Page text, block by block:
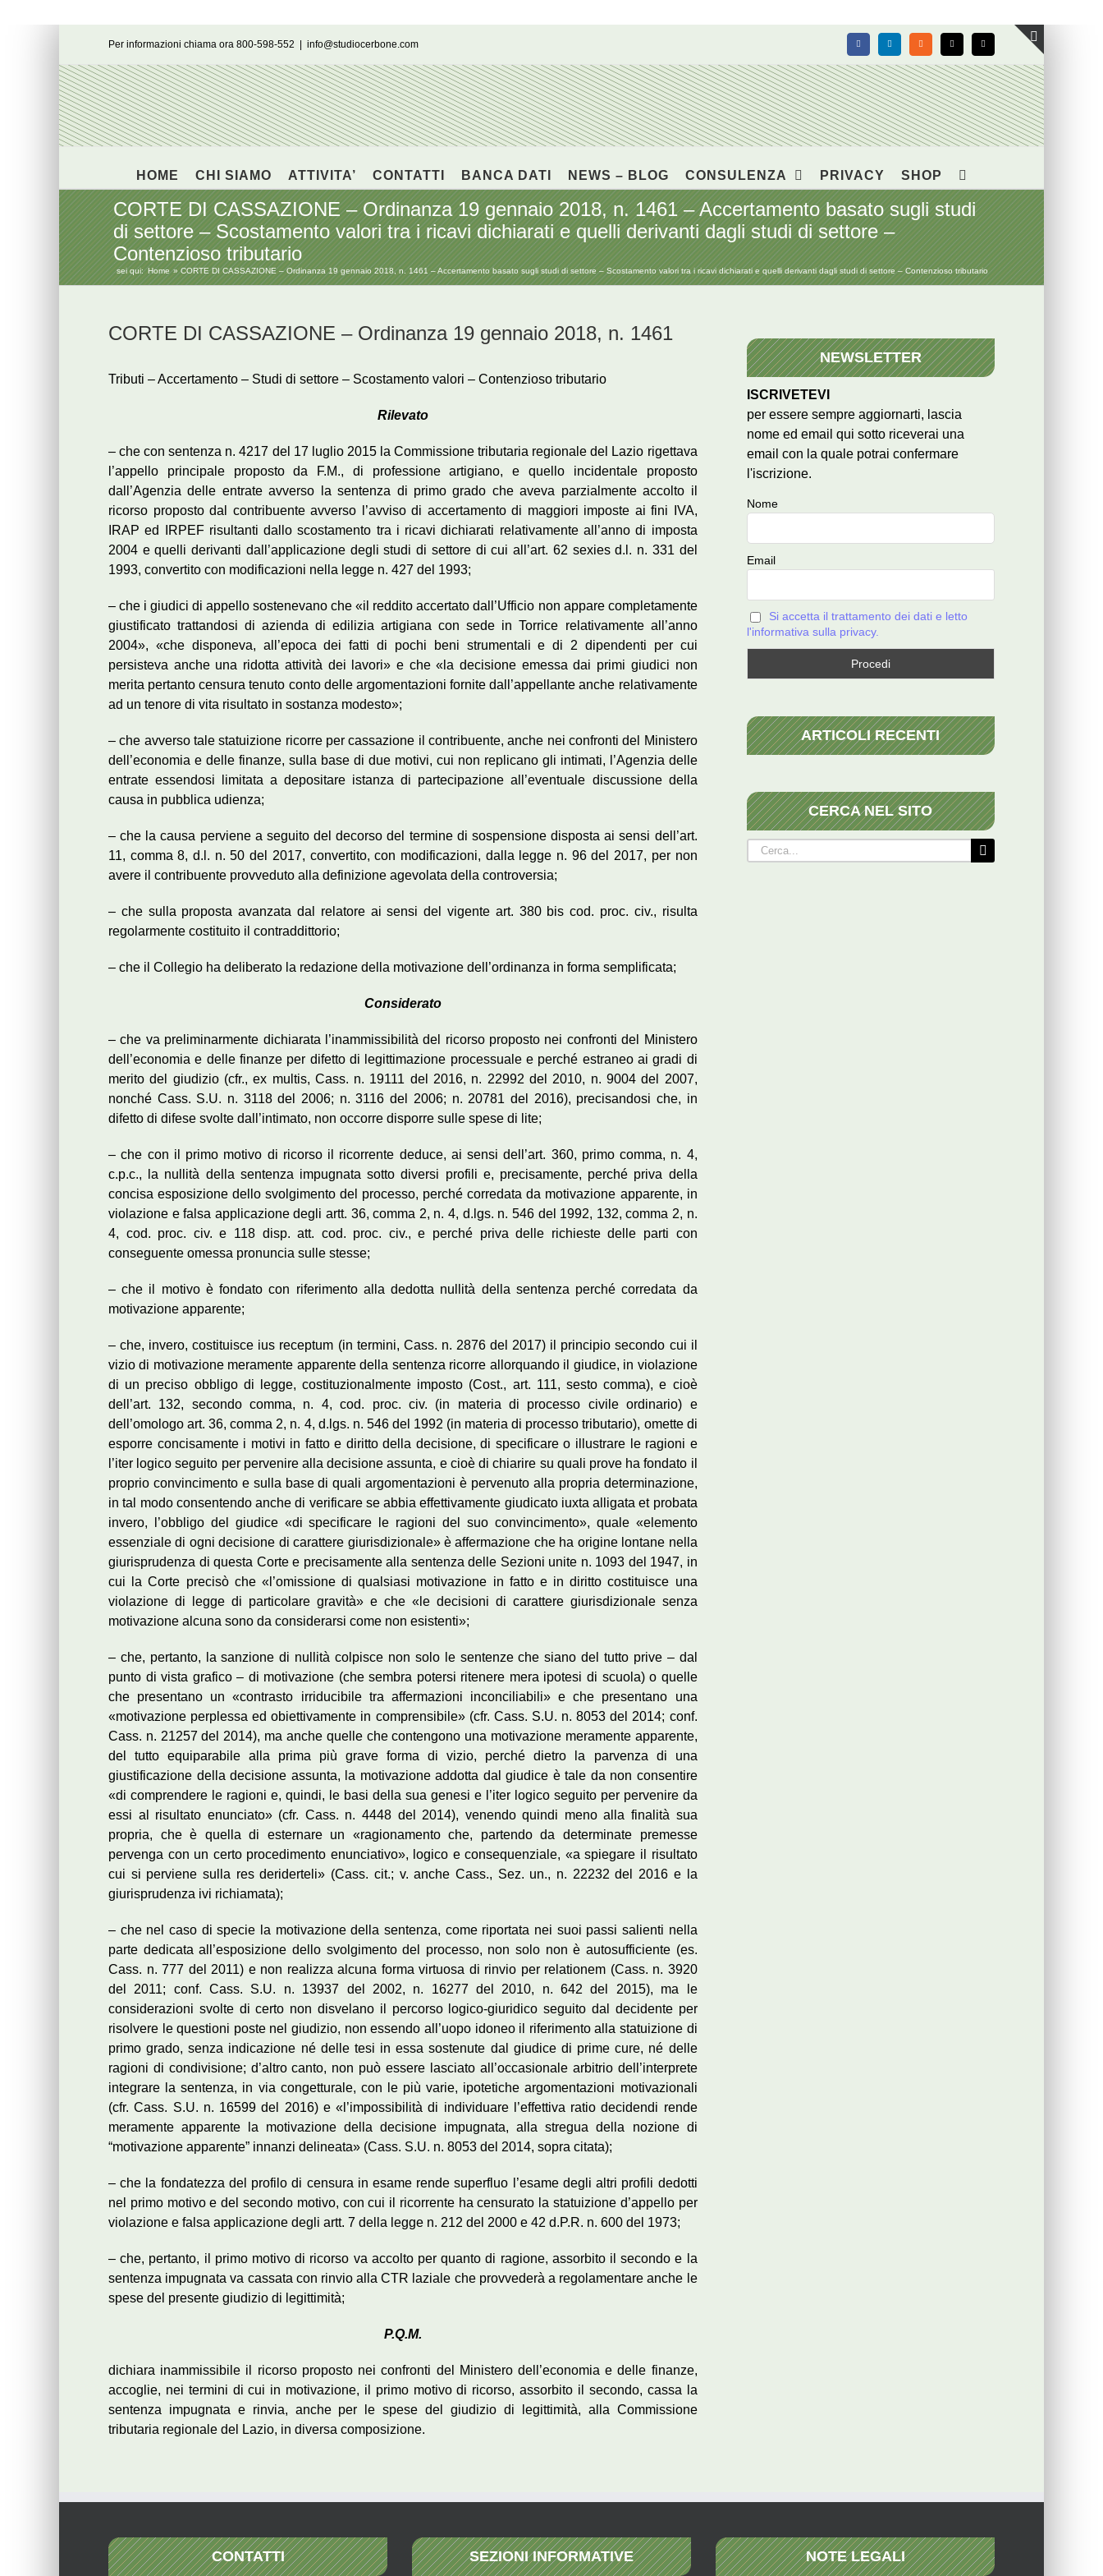
Per informazioni chiama ora 800-598-552 info@studiocerbone.com FacebookLinkedIn Rss X Email
HOME CHI SIAMO ATTIVITA’ CONTATTI BANCA DATI NEWS – BLOG CONSULENZA PRIVACY SHOP
CORTE DI CASSAZIONE – Ordinanza 19 gennaio 2018, n. 1461 – Accertamento basato sugli studi
di settore – Scostamento valori tra i ricavi dichiarati e quelli derivanti dagli studi di settore –
Contenzioso tributario
sei qui: Home CORTE DI CASSAZIONE – Ordinanza 19 gennaio 2018, n. 1461 – Accertamento basato sugli studi di settore – Scostamento valori tra i ricavi dichiarati e quelli derivanti dagli studi di settore – Contenzioso tributario
CORTE DI CASSAZIONE – Ordinanza 19 gennaio 2018, n. 1461
Tributi – Accertamento – Studi di settore – Scostamento valori – Contenzioso tributario
Rilevato
– che con sentenza n. 4217 del 17 luglio 2015 la Commissione tributaria regionale del Lazio rigettava
l’appello principale proposto da F.M., di professione artigiano, e quello incidentale proposto
dall’Agenzia delle entrate avverso la sentenza di primo grado che aveva parzialmente accolto il
ricorso proposto dal contribuente avverso l’avviso di accertamento di maggiori imposte ai fini IVA,
IRAP ed IRPEF risultanti dallo scostamento tra i ricavi dichiarati relativamente all’anno di imposta
2004 e quelli derivanti dall’applicazione degli studi di settore di cui all’art. 62 sexies d.l. n. 331 del
1993, convertito con modificazioni nella legge n. 427 del 1993;
– che i giudici di appello sostenevano che «il reddito accertato dall’Ufficio non appare completamente
giustificato trattandosi di azienda di edilizia artigiana con sede in Torrice relativamente all’anno
2004», «che disponeva, all’epoca dei fatti di pochi beni strumentali e di 2 dipendenti per cui
persisteva anche una ridotta attività dei lavori» e che «la decisione emessa dai primi giudici non
merita pertanto censura tenuto conto delle argomentazioni fornite dall’appellante anche relativamente
ad un tenore di vita risultato in sostanza modesto»;
– che avverso tale statuizione ricorre per cassazione il contribuente, anche nei confronti del Ministero
dell’economia e delle finanze, sulla base di due motivi, cui non replicano gli intimati, l’Agenzia delle
entrate essendosi limitata a depositare istanza di partecipazione all’eventuale discussione della
causa in pubblica udienza;
– che la causa perviene a seguito del decorso del termine di sospensione disposta ai sensi dell’art.
11, comma 8, d.l. n. 50 del 2017, convertito, con modificazioni, dalla legge n. 96 del 2017, per non
avere il contribuente provveduto alla definizione agevolata della controversia;
– che sulla proposta avanzata dal relatore ai sensi del vigente art. 380 bis cod. proc. civ., risulta
regolarmente costituito il contraddittorio;
– che il Collegio ha deliberato la redazione della motivazione dell’ordinanza in forma semplificata;
Considerato
– che va preliminarmente dichiarata l’inammissibilità del ricorso proposto nei confronti del Ministero
dell’economia e delle finanze per difetto di legittimazione processuale e perché estraneo ai gradi di
merito del giudizio (cfr., ex multis, Cass. n. 19111 del 2016, n. 22992 del 2010, n. 9004 del 2007,
nonché Cass. S.U. n. 3118 del 2006; n. 3116 del 2006; n. 20781 del 2016), precisandosi che, in
difetto di difese svolte dall’intimato, non occorre disporre sulle spese di lite;
– che con il primo motivo di ricorso il ricorrente deduce, ai sensi dell’art. 360, primo comma, n. 4,
c.p.c., la nullità della sentenza impugnata sotto diversi profili e, precisamente, perché priva della
concisa esposizione dello svolgimento del processo, perché corredata da motivazione apparente, in
violazione e falsa applicazione degli artt. 36, comma 2, n. 4, d.lgs. n. 546 del 1992, 132, comma 2, n.
4, cod. proc. civ. e 118 disp. att. cod. proc. civ., e perché priva delle richieste delle parti con
conseguente omessa pronuncia sulle stesse;
– che il motivo è fondato con riferimento alla dedotta nullità della sentenza perché corredata da
motivazione apparente;
– che, invero, costituisce ius receptum (in termini, Cass. n. 2876 del 2017) il principio secondo cui il
vizio di motivazione meramente apparente della sentenza ricorre allorquando il giudice, in violazione
di un preciso obbligo di legge, costituzionalmente imposto (Cost., art. 111, sesto comma), e cioè
dell’art. 132, secondo comma, n. 4, cod. proc. civ. (in materia di processo civile ordinario) e
dell’omologo art. 36, comma 2, n. 4, d.lgs. n. 546 del 1992 (in materia di processo tributario), omette di
esporre concisamente i motivi in fatto e diritto della decisione, di specificare o illustrare le ragioni e
l’iter logico seguito per pervenire alla decisione assunta, e cioè di chiarire su quali prove ha fondato il
proprio convincimento e sulla base di quali argomentazioni è pervenuto alla propria determinazione,
in tal modo consentendo anche di verificare se abbia effettivamente giudicato iuxta alligata et probata
invero, l’obbligo del giudice «di specificare le ragioni del suo convincimento», quale «elemento
essenziale di ogni decisione di carattere giurisdizionale» è affermazione che ha origine lontane nella
giurisprudenza di questa Corte e precisamente alla sentenza delle Sezioni unite n. 1093 del 1947, in
cui la Corte precisò che «l’omissione di qualsiasi motivazione in fatto e in diritto costituisce una
violazione di legge di particolare gravità» e che «le decisioni di carattere giurisdizionale senza
motivazione alcuna sono da considerarsi come non esistenti»;
– che, pertanto, la sanzione di nullità colpisce non solo le sentenze che siano del tutto prive – dal
punto di vista grafico – di motivazione (che sembra potersi ritenere mera ipotesi di scuola) o quelle
che presentano un «contrasto irriducibile tra affermazioni inconciliabili» e che presentano una
«motivazione perplessa ed obiettivamente in comprensibile» (cfr. Cass. S.U. n. 8053 del 2014; conf.
Cass. n. 21257 del 2014), ma anche quelle che contengono una motivazione meramente apparente,
del tutto equiparabile alla prima più grave forma di vizio, perché dietro la parvenza di una
giustificazione della decisione assunta, la motivazione addotta dal giudice è tale da non consentire
«di comprendere le ragioni e, quindi, le basi della sua genesi e l’iter logico seguito per pervenire da
essi al risultato enunciato» (cfr. Cass. n. 4448 del 2014), venendo quindi meno alla finalità sua
propria, che è quella di esternare un «ragionamento che, partendo da determinate premesse
pervenga con un certo procedimento enunciativo», logico e consequenziale, «a spiegare il risultato
cui si perviene sulla res deriderteli» (Cass. cit.; v. anche Cass., Sez. un., n. 22232 del 2016 e la
giurisprudenza ivi richiamata);
– che nel caso di specie la motivazione della sentenza, come riportata nei suoi passi salienti nella
parte dedicata all’esposizione dello svolgimento del processo, non solo non è autosufficiente (es.
Cass. n. 777 del 2011) e non realizza alcuna forma virtuosa di rinvio per relationem (Cass. n. 3920
del 2011; conf. Cass. S.U. n. 13937 del 2002, n. 16277 del 2010, n. 642 del 2015), ma le
considerazioni svolte di certo non disvelano il percorso logico-giuridico seguito dal decidente per
risolvere le questioni poste nel giudizio, non essendo all’uopo idoneo il riferimento alla statuizione di
primo grado, senza indicazione né delle tesi in essa sostenute dal giudice di prime cure, né delle
ragioni di condivisione; d’altro canto, non può essere lasciato all’occasionale arbitrio dell’interprete
integrare la sentenza, in via congetturale, con le più varie, ipotetiche argomentazioni motivazionali
(cfr. Cass. S.U. n. 16599 del 2016) e «l’impossibilità di individuare l’effettiva ratio decidendi rende
meramente apparente la motivazione della decisione impugnata, alla stregua della nozione di
“motivazione apparente” innanzi delineata» (Cass. S.U. n. 8053 del 2014, sopra citata);
– che la fondatezza del profilo di censura in esame rende superfluo l’esame degli altri profili dedotti
nel primo motivo e del secondo motivo, con cui il ricorrente ha censurato la statuizione d’appello per
violazione e falsa applicazione degli artt. 7 della legge n. 212 del 2000 e 42 d.P.R. n. 600 del 1973;
– che, pertanto, il primo motivo di ricorso va accolto per quanto di ragione, assorbito il secondo e la
sentenza impugnata va cassata con rinvio alla CTR laziale che provvederà a regolamentare anche le
spese del presente giudizio di legittimità;
P.Q.M.
dichiara inammissibile il ricorso proposto nei confronti del Ministero dell’economia e delle finanze,
accoglie, nei termini di cui in motivazione, il primo motivo di ricorso, assorbito il secondo, cassa la
sentenza impugnata e rinvia, anche per le spese del giudizio di legittimità, alla Commissione
tributaria regionale del Lazio, in diversa composizione.
NEWSLETTER
ISCRIVETEVI
per essere sempre aggiornarti, lascia
nome ed email qui sotto riceverai una
email con la quale potrai confermare
l'iscrizione.
Nome
Email
Si accetta il trattamento dei dati e letto
l'informativa sulla privacy.
ARTICOLI RECENTI
CERCA NEL SITO
Cerca
per:
CONTATTI SEZIONI INFORMATIVE NOTE LEGALI
Toggle
area
barra
scorrevole